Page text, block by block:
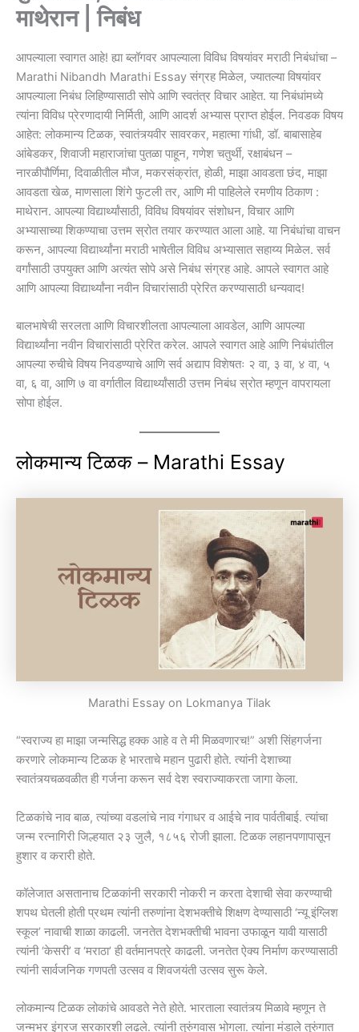
माथेरान | निबंध
आपल्याला स्वागत आहे! ह्या ब्लॉगवर आपल्याला विविध विषयांवर मराठी निबंधांचा –
Marathi Nibandh Marathi Essay संग्रह मिळेल, ज्यातल्या विषयांवर
आपल्याला निबंध लिहिण्यासाठी सोपे आणि स्वतंत्र विचार आहेत. या निबंधांमध्ये
त्यांना विविध प्रेरणादायी निर्मिती, आणि आदर्श अभ्यास प्राप्त होईल. निवडक विषय
आहेत: लोकमान्य टिळक, स्वातंत्र्यवीर सावरकर, महात्मा गांधी, डॉ. बाबासाहेब
आंबेडकर, शिवाजी महाराजांचा पुतळा पाहून, गणेश चतुर्थी, रक्षाबंधन –
नारळीपौर्णिमा, दिवाळीतील मौज, मकरसंक्रांत, होळी, माझा आवडता छंद, माझा
आवडता खेळ, माणसाला शिंगे फुटली तर, आणि मी पाहिलेले रमणीय ठिकाण :
माथेरान. आपल्या विद्यार्थ्यांसाठी, विविध विषयांवर संशोधन, विचार आणि
अभ्यासाच्या शिकण्याचा उत्तम स्रोत तयार करण्यात आला आहे. या निबंधांचा वाचन
करून, आपल्या विद्यार्थ्यांना मराठी भाषेतील विविध अभ्यासात सहाय्य मिळेल. सर्व
वर्गांसाठी उपयुक्त आणि अत्यंत सोपे असे निबंध संग्रह आहे. आपले स्वागत आहे
आणि आपल्या विद्यार्थ्यांना नवीन विचारांसाठी प्रेरित करण्यासाठी धन्यवाद!
बालभाषेची सरलता आणि विचारशीलता आपल्याला आवडेल, आणि आपल्या
विद्यार्थ्यांना नवीन विचारांसाठी प्रेरित करेल. आपले स्वागत आहे आणि निबंधांतील
आपल्या रुचीचे विषय निवडण्याचे आणि सर्व अद्याप विशेषतः २ वा, ३ वा, ४ वा, ५
वा, ६ वा, आणि ७ वा वर्गातील विद्यार्थ्यांसाठी उत्तम निबंध स्रोत म्हणून वापरायला
सोपा होईल.
लोकमान्य टिळक – Marathi Essay
Marathi Essay on Lokmanya Tilak
“स्वराज्य हा माझा जन्मसिद्ध हक्क आहे व ते मी मिळवणारच!” अशी सिंहगर्जना
करणारे लोकमान्य टिळक हे भारताचे महान पुढारी होते. त्यांनी देशाच्या
स्वातंत्र्यचळवळीत ही गर्जना करून सर्व देश स्वराज्याकरता जागा केला.
टिळकांचे नाव बाळ, त्यांच्या वडलांचे नाव गंगाधर व आईचे नाव पार्वतीबाई. त्यांचा
जन्म रत्नागिरी जिल्हयात २३ जुलै, १८५६ रोजी झाला. टिळक लहानपणापासून
हुशार व करारी होते.
कॉलेजात असतानाच टिळकांनी सरकारी नोकरी न करता देशाची सेवा करण्याची
शपथ घेतली होती प्रथम त्यांनी तरुणांना देशभक्तीचे शिक्षण देण्यासाठी ‘न्यू इंग्लिश
स्कूल’ नावाची शाळा काढली. जनतेत देशभक्तीची भावना उफाळून यावी यासाठी
त्यांनी ‘केसरी’ व ‘मराठा’ ही वर्तमानपत्रे काढली. जनतेत ऐक्य निर्माण करण्यासाठी
त्यांनी सार्वजनिक गणपती उत्सव व शिवजयंती उत्सव सुरू केले.
लोकमान्य टिळक लोकांचे आवडते नेते होते. भारताला स्वातंत्र्य मिळावे म्हणून ते
जन्मभर इंग्रज सरकारशी लढले. त्यांनी तुरुंगवास भोगला. त्यांना मंडाले तुरुंगात